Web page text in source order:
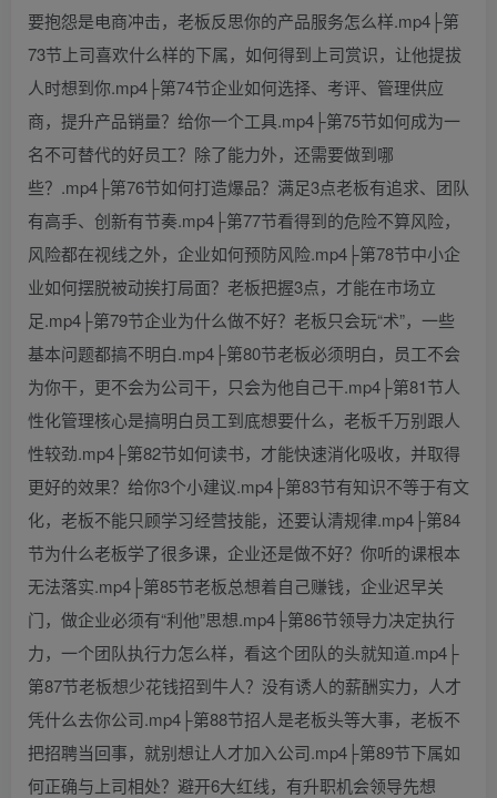
要抱怨是电商冲击，老板反思你的产品服务怎么样.mp4├第
73节上司喜欢什么样的下属，如何得到上司赏识，让他提拔
人时想到你.mp4├第74节企业如何选择、考评、管理供应
商，提升产品销量？给你一个工具.mp4├第75节如何成为一
名不可替代的好员工？除了能力外，还需要做到哪
些？.mp4├第76节如何打造爆品？满足3点老板有追求、团队
有高手、创新有节奏.mp4├第77节看得到的危险不算风险，
风险都在视线之外，企业如何预防风险.mp4├第78节中小企
业如何摆脱被动挨打局面？老板把握3点，才能在市场立
足.mp4├第79节企业为什么做不好？老板只会玩“术”，一些
基本问题都搞不明白.mp4├第80节老板必须明白，员工不会
为你干，更不会为公司干，只会为他自己干.mp4├第81节人
性化管理核心是搞明白员工到底想要什么，老板千万别跟人
性较劲.mp4├第82节如何读书，才能快速消化吸收，并取得
更好的效果？给你3个小建议.mp4├第83节有知识不等于有文
化，老板不能只顾学习经营技能，还要认清规律.mp4├第84
节为什么老板学了很多课，企业还是做不好？你听的课根本
无法落实.mp4├第85节老板总想着自己赚钱，企业迟早关
门，做企业必须有“利他”思想.mp4├第86节领导力决定执行
力，一个团队执行力怎么样，看这个团队的头就知道.mp4├
第87节老板想少花钱招到牛人？没有诱人的薪酬实力，人才
凭什么去你公司.mp4├第88节招人是老板头等大事，老板不
把招聘当回事，就别想让人才加入公司.mp4├第89节下属如
何正确与上司相处？避开6大红线，有升职机会领导先想